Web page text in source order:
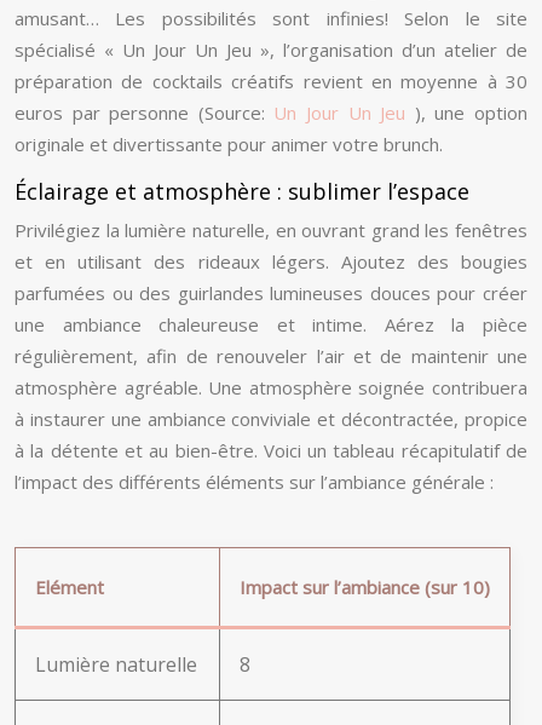
amusant… Les possibilités sont infinies! Selon le site
spécialisé « Un Jour Un Jeu », l’organisation d’un atelier de
préparation de cocktails créatifs revient en moyenne à 30
euros par personne (Source: Un Jour Un Jeu ), une option
originale et divertissante pour animer votre brunch.
Éclairage et atmosphère : sublimer l’espace
Privilégiez la lumière naturelle, en ouvrant grand les fenêtres
et en utilisant des rideaux légers. Ajoutez des bougies
parfumées ou des guirlandes lumineuses douces pour créer
une ambiance chaleureuse et intime. Aérez la pièce
régulièrement, afin de renouveler l’air et de maintenir une
atmosphère agréable. Une atmosphère soignée contribuera
à instaurer une ambiance conviviale et décontractée, propice
à la détente et au bien-être. Voici un tableau récapitulatif de
l’impact des différents éléments sur l’ambiance générale :
Elément Impact sur l’ambiance (sur 10)
Lumière naturelle 8